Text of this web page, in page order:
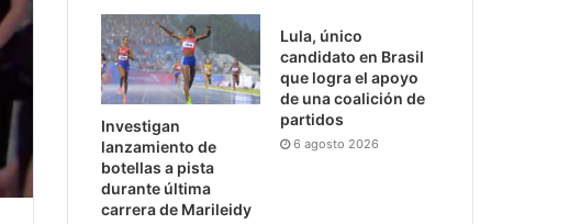
Investigan
lanzamiento de
botellas a pista
durante última
carrera de Marileidy
Lula, único
candidato en Brasil
que logra el apoyo
de una coalición de
partidos
6 agosto 2026